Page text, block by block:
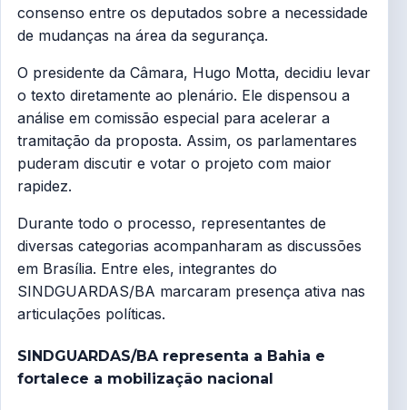
consenso entre os deputados sobre a necessidade
de mudanças na área da segurança.
O presidente da Câmara, Hugo Motta, decidiu levar
o texto diretamente ao plenário. Ele dispensou a
análise em comissão especial para acelerar a
tramitação da proposta. Assim, os parlamentares
puderam discutir e votar o projeto com maior
rapidez.
Durante todo o processo, representantes de
diversas categorias acompanharam as discussões
em Brasília. Entre eles, integrantes do
SINDGUARDAS/BA marcaram presença ativa nas
articulações políticas.
SINDGUARDAS/BA representa a Bahia e
fortalece a mobilização nacional